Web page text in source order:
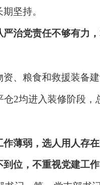
坚持。
治党责任不够有力
、粮食和救援装备
仓2均进入装修阶段，
薄弱，选人用人存
到位，不重视党建工